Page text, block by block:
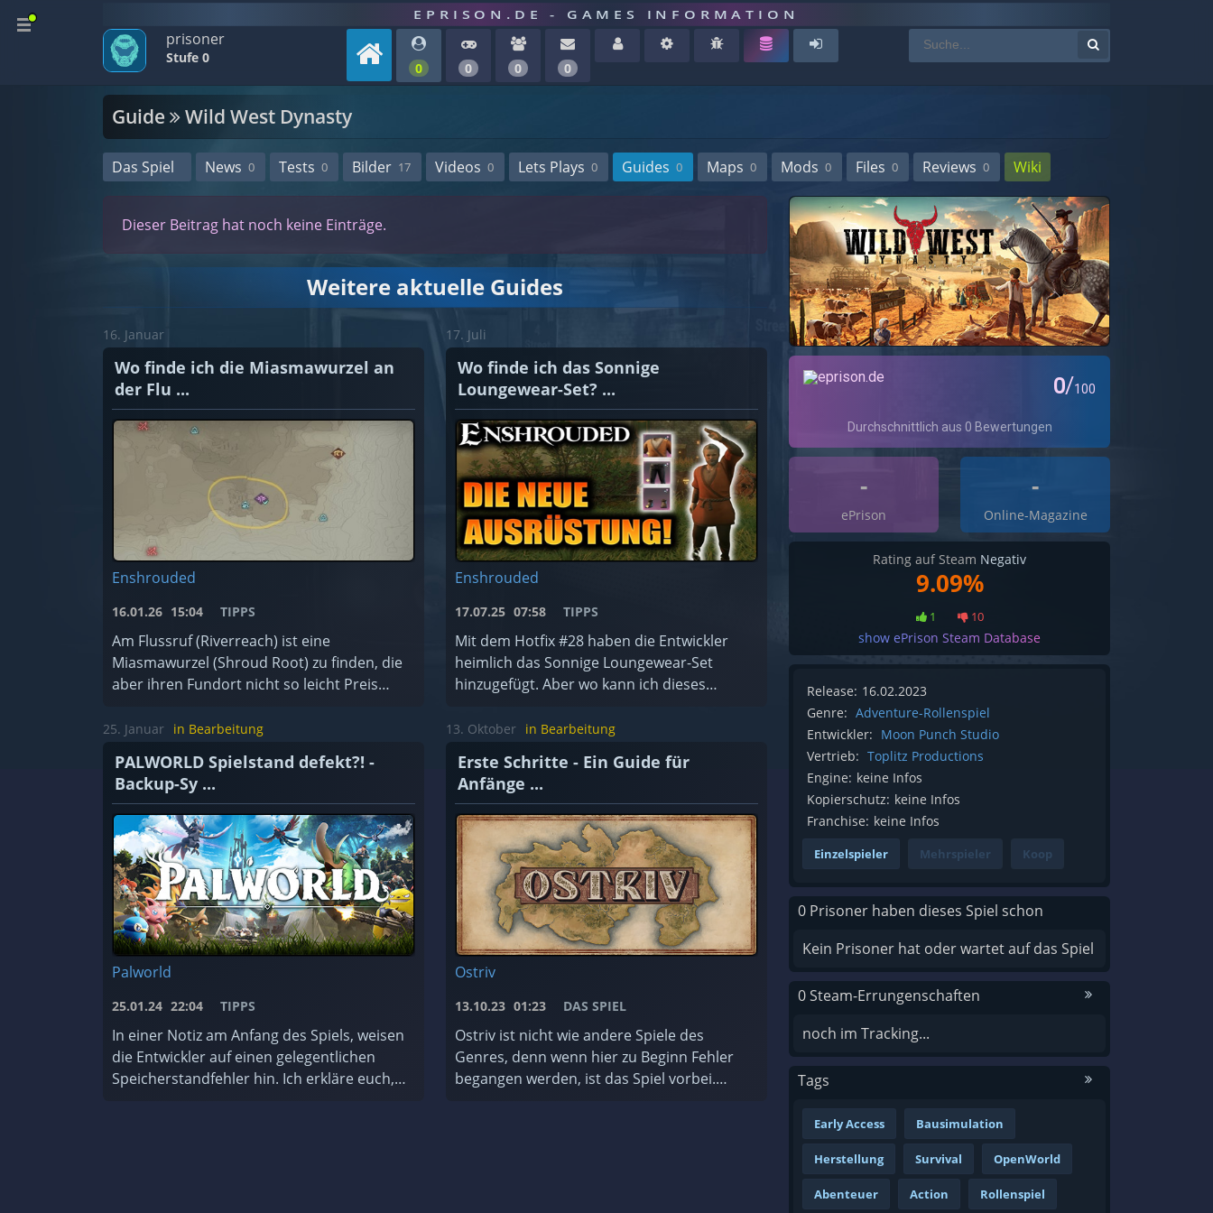
EPRISON.DE - GAMES INFORMATION
prisoner
Stufe 0
0 0 0 0
Guide Wild West Dynasty
Das Spiel News 0 Tests 0 Bilder 17 Videos 0 Lets Plays 0 Guides 0 Maps 0 Mods 0 Files 0 Reviews 0 Wiki
Dieser Beitrag hat noch keine Einträge.
Weitere aktuelle Guides
16. Januar
Wo finde ich die Miasmawurzel an
der Flu ...
Enshrouded
16.01.26 15:04 TIPPS
Am Flussruf (Riverreach) ist eine
Miasmawurzel (Shroud Root) zu finden, die
aber ihren Fundort nicht so leicht Preis
17. Juli
Wo finde ich das Sonnige
Loungewear-Set? ...
Enshrouded
17.07.25 07:58 TIPPS
Mit dem Hotfix #28 haben die Entwickler
heimlich das Sonnige Loungewear-Set
hinzugefügt. Aber wo kann ich dieses
25. Januar in Bearbeitung
PALWORLD Spielstand defekt?! -
Backup-Sy ...
Palworld
25.01.24 22:04 TIPPS
In einer Notiz am Anfang des Spiels, weisen
die Entwickler auf einen gelegentlichen
Speicherstandfehler hin. Ich erkläre euch,
13. Oktober in Bearbeitung
Erste Schritte - Ein Guide für
Anfänge ...
Ostriv
13.10.23 01:23 DAS SPIEL
Ostriv ist nicht wie andere Spiele des
Genres, denn wenn hier zu Beginn Fehler
begangen werden, ist das Spiel vorbei.
-
ePrison
-
Online-Magazine
Rating auf Steam Negativ
9.09%
1 10
show ePrison Steam Database
Release: 16.02.2023
Genre: Adventure-Rollenspiel
Entwickler: Moon Punch Studio
Vertrieb: Toplitz Productions
Engine: keine Infos
Kopierschutz: keine Infos
Franchise: keine Infos
Einzelspieler Mehrspieler Koop
0 Prisoner haben dieses Spiel schon
Kein Prisoner hat oder wartet auf das Spiel
0 Steam-Errungenschaften
noch im Tracking...
Tags
Early Access Bausimulation
Herstellung Survival OpenWorld
Abenteuer Action Rollenspiel